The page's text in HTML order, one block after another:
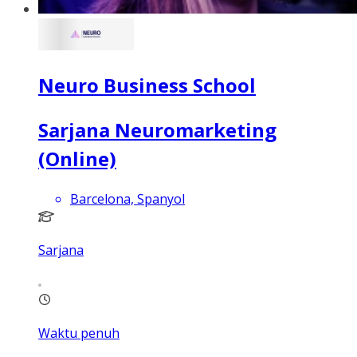
Neuro Business School
Sarjana Neuromarketing
(Online)
Barcelona, Spanyol
Sarjana
Waktu penuh